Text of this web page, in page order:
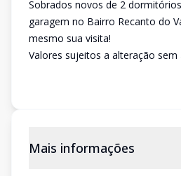
Sobrados novos de 2
garagem no Bairro Recanto do
mesmo sua visita!
Valores sujeitos a alteração sem
Mais informações